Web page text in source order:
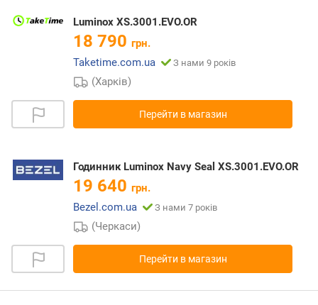
Luminox XS.3001.EVO.OR
18 790 грн.
Taketime.com.ua
З нами 9 років
(Харків)
Перейти в магазин
Годинник Luminox Navy Seal XS.3001.EVO.OR
19 640 грн.
Bezel.com.ua
З нами 7 років
(Черкаси)
Перейти в магазин